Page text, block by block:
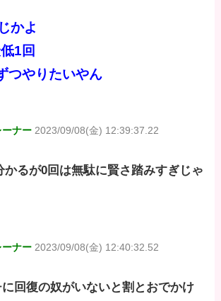
かよ
1回
つやりたいやん
ナー 2023/09/08(金) 12:39:37.22
かるが0回は無駄に賢さ踏みすぎじゃ
ナー 2023/09/08(金) 12:40:32.52
回復の奴がいないと割とおでかけ